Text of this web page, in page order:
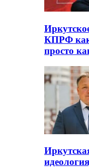
КПРФ как
просто